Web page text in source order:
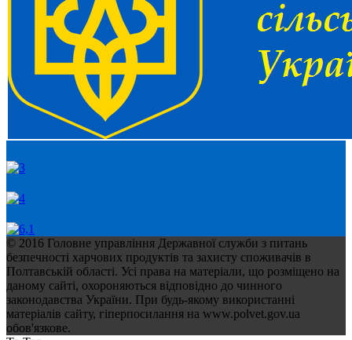
© 2016 Головне управління Державної служби з питань
безпечності харчових продуктів та захисту споживачів в
Полтавській області. Усі права на матеріали, що розміщено на
даному сайті, охороняються відповідно до чинного
законодавства України. При будь-якому використанні
матеріалів сайту, гіперпосилання на www.polvet.gov.ua
обов'язкове.